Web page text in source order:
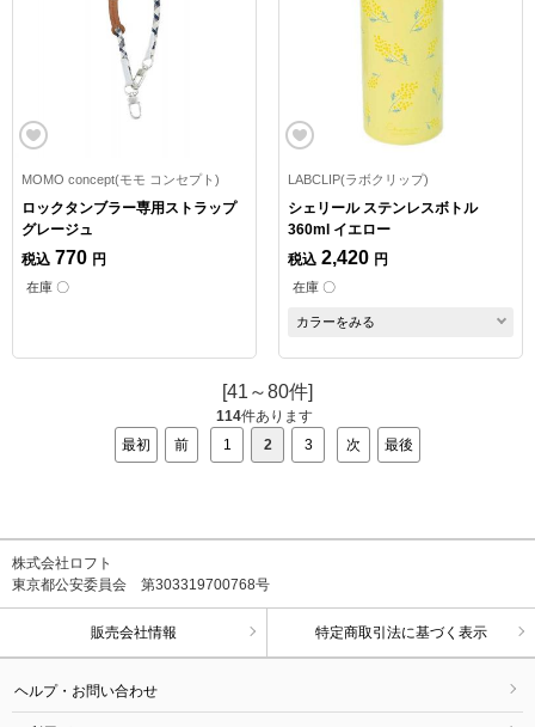
MOMO concept(モモ コンセプト)
ロックタンブラー専用ストラップ
グレージュ
税込 770 円
在庫 〇
LABCLIP(ラボクリップ)
シェリール ステンレスボトル
360ml イエロー
税込 2,420 円
在庫 〇
カラーをみる
[41～80件]
114件あります
最初
前 1 2 3 次 最後
株式会社ロフト
東京都公安委員会 第303319700768号
販売会社情報 特定商取引法に基づく表示
ヘルプ・お問い合わせ